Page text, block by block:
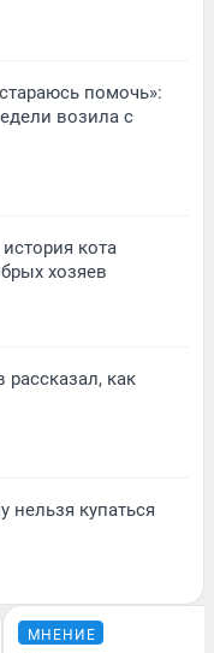
помочь»:
возила с
кота
хозяев
как
нельзя купаться
МНЕНИЕ